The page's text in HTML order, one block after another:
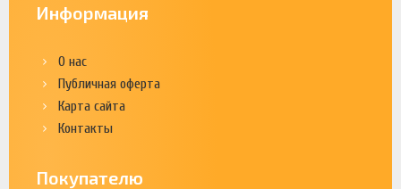
Информация
О нас
Публичная оферта
Карта сайта
Контакты
Покупателю